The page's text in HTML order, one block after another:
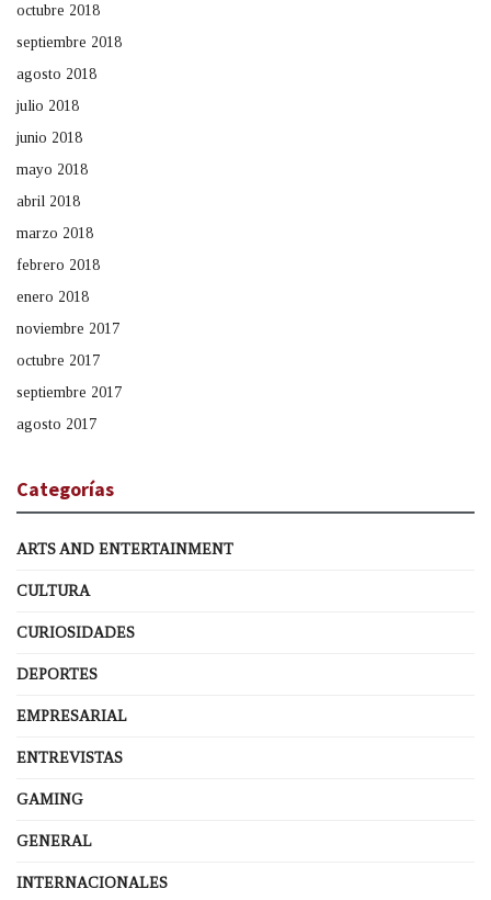
octubre 2018
septiembre 2018
agosto 2018
julio 2018
junio 2018
mayo 2018
abril 2018
marzo 2018
febrero 2018
enero 2018
noviembre 2017
octubre 2017
septiembre 2017
agosto 2017
Categorías
ARTS AND ENTERTAINMENT
CULTURA
CURIOSIDADES
DEPORTES
EMPRESARIAL
ENTREVISTAS
GAMING
GENERAL
INTERNACIONALES